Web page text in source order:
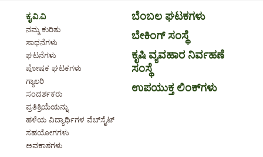
ಕೃ.ವಿ.ವಿ
ನಮ್ಮ ಕುರಿತು
ಸಾಧನೆಗಳು
ಘಟನೆಗಳು
ಪೋಷಕ ಘಟಕಗಳು
ಗ್ಯಾಲರಿ
ಸಂದರ್ಶಕರು
ಪ್ರತಿಕ್ರಿಯೆಯನ್ನು
ಹಳೆಯ ವಿದ್ಯಾರ್ಥಿಗಳ ವೆಬ್‌ಸೈಟ್
ಸಹಯೋಗಗಳು
ಅವಕಾಶಗಳು
ಬೆಂಬಲ ಘಟಕಗಳು
ಬೇಕಿಂಗ್ ಸಂಸ್ಥೆ
ಕೃಷಿ ವ್ಯವಹಾರ ನಿರ್ವಹಣೆ
ಸಂಸ್ಥೆ
ಉಪಯುಕ್ತ ಲಿಂಕ್‌ಗಳು